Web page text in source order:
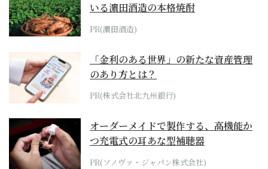
いる濵田酒造の本格焼酎
PR(濵田酒造)
「金利のある世界」の新たな資産管理
のあり方とは？
PR(株式会社北九州銀行)
オーダーメイドで製作する、高機能か
つ充電式の耳あな型補聴器
PR(ソノヴァ・ジャパン株式会社)